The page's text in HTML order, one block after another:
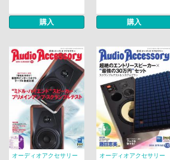
購入 購入
オーディオアクセサリー
オーディオアクセサリー